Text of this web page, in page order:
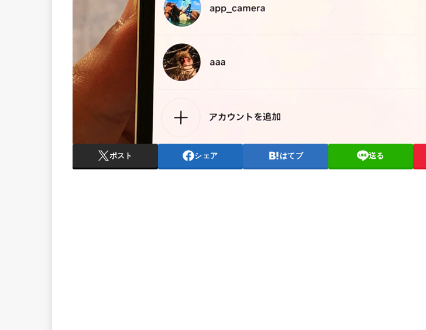
ポスト シェア はてブ 送る